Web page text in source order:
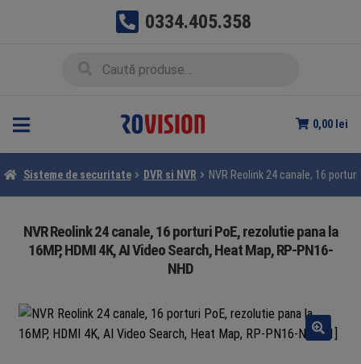
0334.405.358
0,00 lei
Sisteme de securitate DVR si NVR NVR Reolink 24 canale, 16
NVR Reolink 24 canale, 16 porturi PoE, rezolutie pana la
16MP, HDMI 4K, AI Video Search, Heat Map, RP-PN16-
NHD